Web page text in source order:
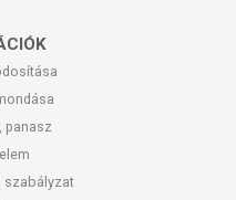
panasz
szabályzat